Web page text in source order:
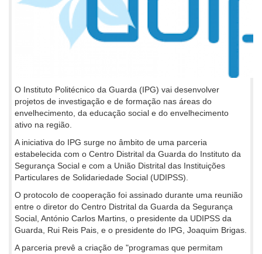
O Instituto Politécnico da Guarda (IPG) vai desenvolver
projetos de investigação e de formação nas áreas do
envelhecimento, da educação social e do envelhecimento
ativo na região.
A iniciativa do IPG surge no âmbito de uma parceria
estabelecida com o Centro Distrital da Guarda do Instituto da
Segurança Social e com a União Distrital das Instituições
Particulares de Solidariedade Social (UDIPSS).
O protocolo de cooperação foi assinado durante uma reunião
entre o diretor do Centro Distrital da Guarda da Segurança
Social, António Carlos Martins, o presidente da UDIPSS da
Guarda, Rui Reis Pais, e o presidente do IPG, Joaquim Brigas.
A parceria prevê a criação de "programas que permitam